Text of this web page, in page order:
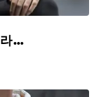
라…